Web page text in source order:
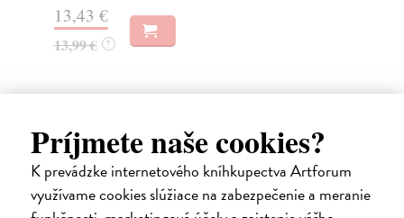
Príjmete naše cookies?
K prevádzke internetového kníhkupectva Artforum
využívame cookies slúžiace na zabezpečenie a meranie
13,43 €
13,99 € ?
Ďalšie z kategórie pedagogika